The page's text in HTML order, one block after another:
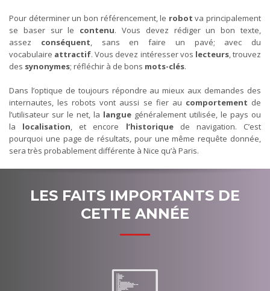
Pour déterminer un bon référencement, le robotva principalement
se baser sur le contenu. Vous devez rédiger un bon texte,
assez conséquent, sans en faire un pavé; avec du
vocabulaire attractif. Vous devez intéresser vos lecteurs, trouvez
des synonymes; réfléchir à de bons mots-clés.
Dans l’optique de toujours répondre au mieux aux demandes des
internautes, les robots vont aussi se fier au comportement de
l’utilisateur sur le net, la langue généralement utilisée, le pays ou
la localisation, et encore l’historique de navigation. C’est
pourquoi une page de résultats, pour une même requête donnée,
sera très probablement différente à Nice qu’à Paris.
LES FAITS IMPORTANTS DE
CETTE ANNÉE